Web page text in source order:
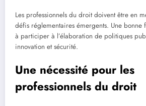
Les professionnels du droit doivent être en
défis réglementaires émergents. Une bonne
à participer à l’élaboration de politiques
innovation et sécurité.
Une nécessité pour les
professionnels du droit